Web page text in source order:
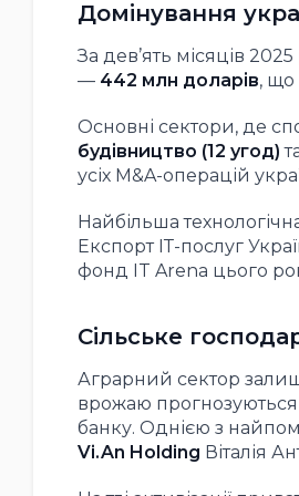
Домінування
За дев’ять місяців
— 442 млн доларів, що
Основні сектори, де
будівництво (12 угод)
усіх M&A-операцій
Найбільша
Експорт ІТ-послуг
фонд IT Arena цього
Сільське
Аграрний сектор
врожаю прогнозуються
банку. Однією з
Vi.An Holding Віталія